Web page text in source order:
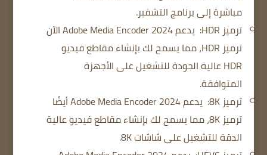
مباشرة إلى برنامج التشفير.
ترميز HDR:
يدعم Adobe Media Encoder 2024 الآن
ترميز HDR، مما يسمح لك بإنشاء مقاطع فيديو
HDR عالية الجودة للتشغيل على الأجهزة
المتوافقة.
ترميز 8K:
يدعم Adobe Media Encoder 2024 أيضًا
ترميز 8K، مما يسمح لك بإنشاء مقاطع فيديو عالية
الدقة للتشغيل على شاشات 8K.